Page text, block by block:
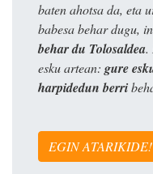
baten ahotsa da, eta
babesa behar dugu,
behar du Tolosaldea.
esku artean: gure
harpidedun berri
EGIN ATARIKIDE!